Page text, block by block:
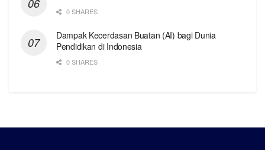
0 SHARES
Dampak Kecerdasan Buatan (AI) bagi Dunia
Pendidikan di Indonesia
0 SHARES